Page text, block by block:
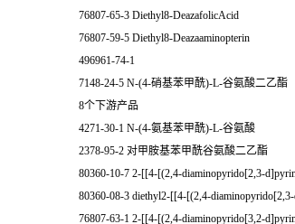
76807-65-3 Diethyl8-DeazafolicAcid
76807-59-5 Diethyl8-Deazaaminopterin
496961-74-1
7148-24-5 N-(4-硝基苯甲酰)-L-谷氨酸二乙酯
8个下游产品
4271-30-1 N-(4-氨基苯甲酰)-L-谷氨酸
2378-95-2 对甲胺基苯甲酰谷氨酸二乙酯
80360-10-7 2-[[4-[(2,4-diaminopyrido[2,3-
80360-08-3 diethyl2-[[4-[(2,4-
76807-63-1 2-[[4-[(2,4-diaminopyrido[3,2-